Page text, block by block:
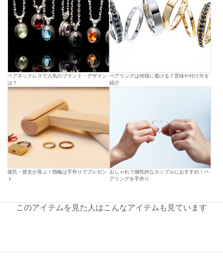
ペアネックレスで人気のブランド・デザイン
は？
ペアリングは何指に着ける？意味や付け方を
紹介
彼氏・彼女が喜ぶ！指輪は手作りでプレゼン
ト
おしゃれで個性的なカップルにおすすめ！ペ
アリングを手作り
このアイテムを見た人はこんなアイテムも見ています